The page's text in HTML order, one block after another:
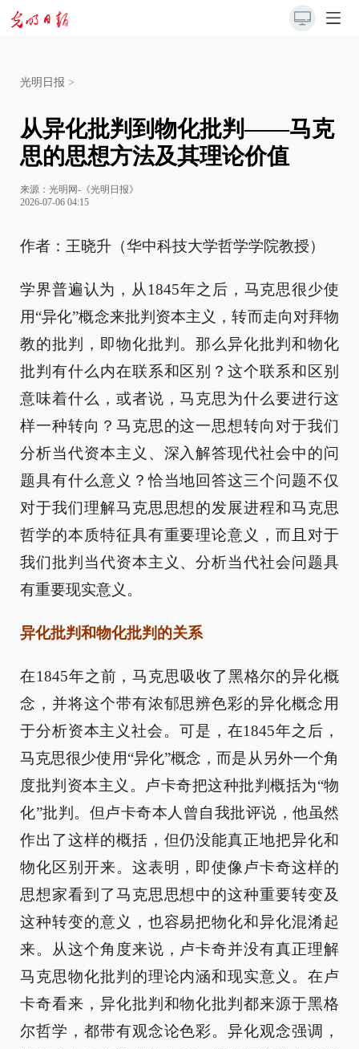
光明日报 >
从异化批判到物化批判——马克
思的思想方法及其理论价值
来源： 光明网-《光明日报》
2026-07-06 04:15
作者：王晓升（华中科技大学哲学学院教授）
学界普遍认为，从1845年之后，马克思很少使
用“异化”概念来批判资本主义，转而走向对拜物
教的批判，即物化批判。那么异化批判和物化
批判有什么内在联系和区别？这个联系和区别
意味着什么，或者说，马克思为什么要进行这
样一种转向？马克思的这一思想转向对于我们
分析当代资本主义、深入解答现代社会中的问
题具有什么意义？恰当地回答这三个问题不仅
对于我们理解马克思思想的发展进程和马克思
哲学的本质特征具有重要理论意义，而且对于
我们批判当代资本主义、分析当代社会问题具
有重要现实意义。
异化批判和物化批判的关系
在1845年之前，马克思吸收了黑格尔的异化概
念，并将这个带有浓郁思辨色彩的异化概念用
于分析资本主义社会。可是，在1845年之后，
马克思很少使用“异化”概念，而是从另外一个角
度批判资本主义。卢卡奇把这种批判概括为“物
化”批判。但卢卡奇本人曾自我批评说，他虽然
作出了这样的概括，但仍没能真正地把异化和
物化区别开来。这表明，即使像卢卡奇这样的
思想家看到了马克思思想中的这种重要转变及
这种转变的意义，也容易把物化和异化混淆起
来。从这个角度来说，卢卡奇并没有真正理解
马克思物化批判的理论内涵和现实意义。在卢
卡奇看来，异化批判和物化批判都来源于黑格
尔哲学，都带有观念论色彩。异化观念强调，